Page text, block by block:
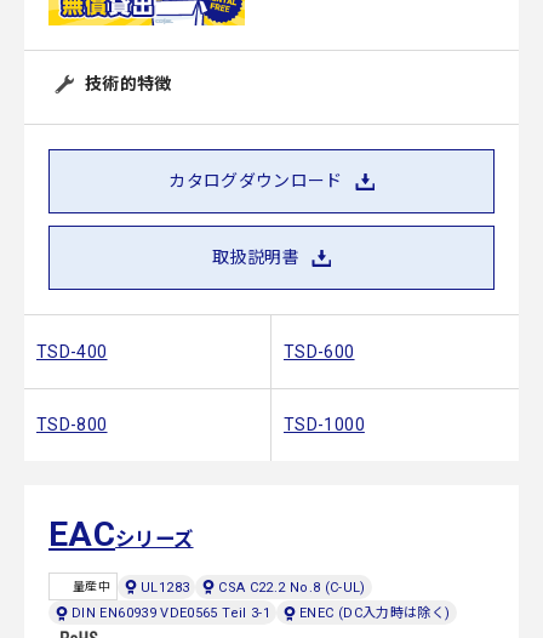
技術的特徴
カタログダウンロード
取扱説明書
TSD-400 TSD-600
TSD-800 TSD-1000
EACシリーズ
量産中 UL1283
CSA C22.2 No.8 (C-UL)
DIN EN60939 VDE0565 Teil 3-1
ENEC (DC入力時は除く)